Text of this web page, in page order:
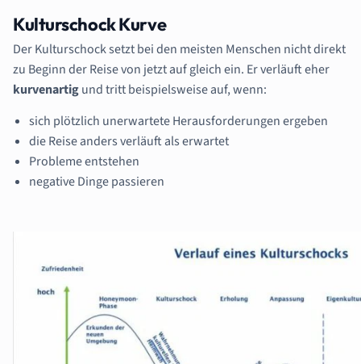
Kulturschock Kurve
Der Kulturschock setzt bei den meisten Menschen nicht direkt
zu Beginn der Reise von jetzt auf gleich ein. Er verläuft eher
kurvenartigund tritt beispielsweise auf, wenn:
sich plötzlich unerwartete Herausforderungen ergeben
die Reise anders verläuft als erwartet
Probleme entstehen
negative Dinge passieren